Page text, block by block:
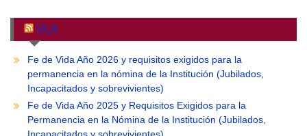
ULA
Fe de Vida Año 2026 y requisitos exigidos para la
permanencia en la nómina de la Institución (Jubilados,
Incapacitados y sobrevivientes)
Fe de Vida Año 2025 y Requisitos Exigidos para la
Permanencia en la Nómina de la Institución (Jubilados,